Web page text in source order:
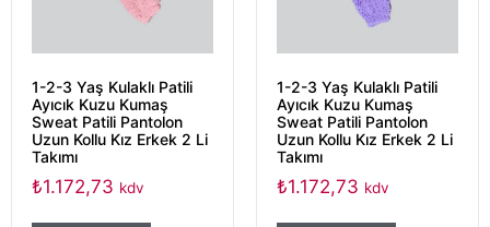
1-2-3 Yaş Kulaklı Patili
Ayıcık Kuzu Kumaş
Sweat Patili Pantolon
Uzun Kollu Kız Erkek 2 Li
Takımı
₺1.172,73 kdv
1-2-3 Yaş Kulaklı Patili
Ayıcık Kuzu Kumaş
Sweat Patili Pantolon
Uzun Kollu Kız Erkek 2 Li
Takımı
₺1.172,73 kdv